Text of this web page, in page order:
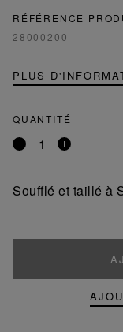
RÉFÉRENCE
28000200
PLUS
QUANTITÉ
Retirer
Ajouter
Soufflé et taillé à